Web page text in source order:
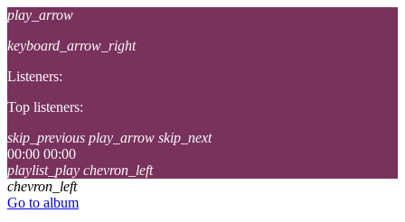
play_arrow
keyboard_arrow_right
Listeners:
Top listeners:
skip_previous play_arrow skip_next
00:00 00:00
playlist_play chevron_left
chevron_left
Go to album